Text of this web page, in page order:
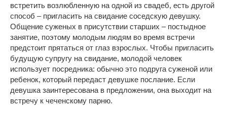
встретить возлюбленную на одной из свадеб, есть другой
способ – пригласить на свидание соседскую девушку.
Общение суженых в присутствии старших – постыдное
занятие, поэтому молодым людям во время встречи
предстоит прятаться от глаз взрослых. Чтобы пригласить
будущую супругу на свидание, молодой человек
использует посредника: обычно это подруга суженой или
ребенок, который передаст девушке послание. Если
девушка заинтересована в предложении, она выходит на
встречу к чеченскому парню.